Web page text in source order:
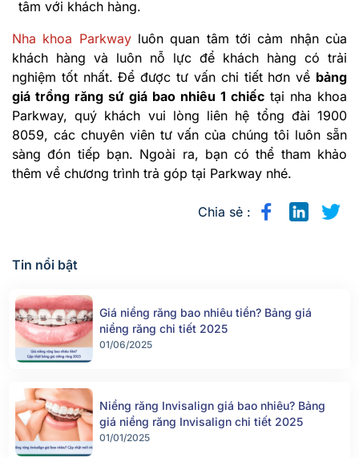
tâm với khách hàng.
Nha khoa Parkwayluôn quan tâm tới cảm nhận của
khách hàng và luôn nỗ lực để khách hàng có trải
nghiệm tốt nhất. Để được tư vấn chi tiết hơn về bảng
giá trồng răng sứ giá bao nhiêu 1 chiếc tại nha khoa
Parkway, quý khách vui lòng liên hệ tổng đài 1900
8059, các chuyên viên tư vấn của chúng tôi luôn sẵn
sàng đón tiếp bạn. Ngoài ra, bạn có thể tham khảo
thêm về chương trình trả góp tại Parkway nhé.
Chia sẻ :
Tin nổi bật
Giá niềng răng bao nhiêu tiền? Bảng giá
niềng răng chi tiết 2025
01/06/2025
Niềng răng Invisalign giá bao nhiêu? Bảng
giá niềng răng Invisalign chi tiết 2025
01/01/2025